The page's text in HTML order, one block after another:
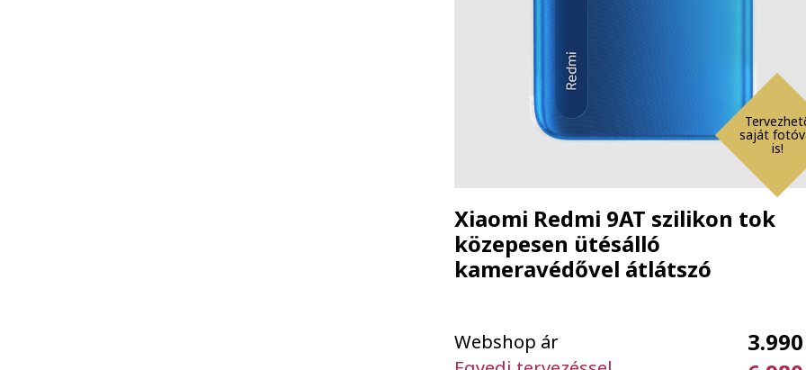
saját
is!
Xiaomi Redmi 9AT szilikon tok
közepesen ütésálló
kameravédővel átlátszó
Webshop ár